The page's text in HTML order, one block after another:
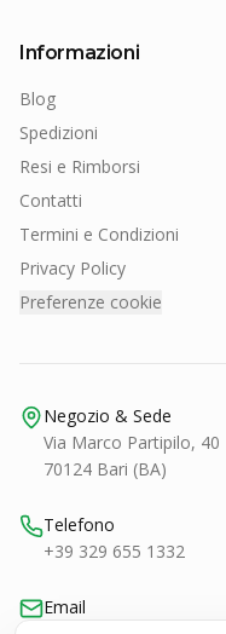
Informazioni
Blog
Spedizioni
Resi e Rimborsi
Contatti
Termini e Condizioni
Privacy Policy
Preferenze cookie
Negozio & Sede
Via Marco Partipilo, 40
70124 Bari (BA)
Telefono
+39 329 655 1332
Email